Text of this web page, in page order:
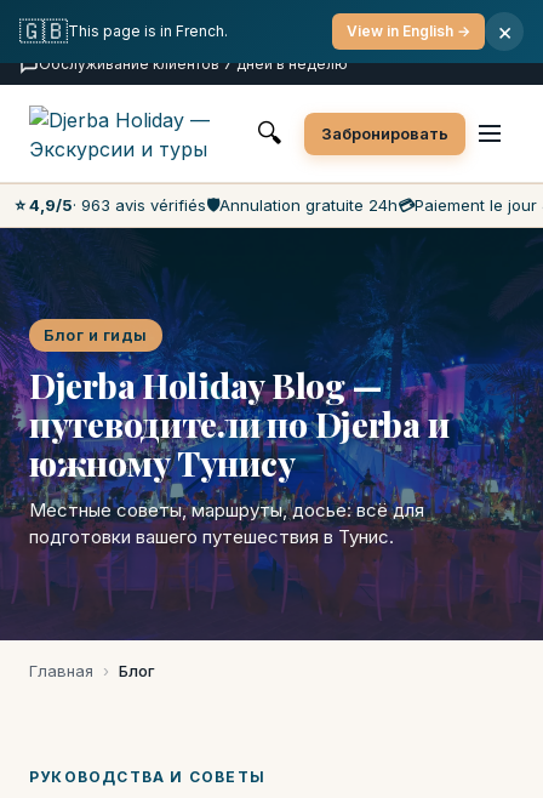
Бесплатная отмена
Оплата в день поездки
Самые низкие цены на рынке
Обслуживание клиентов 7 дней в неделю
🔍 Забронировать
⭐ 4,9/5· 963 avis vérifiés🛡️Annulation gratuite 24h💳Paiement le jour
Блог и гиды
Djerba Holiday Blog —
путеводители по Djerba и
южному Тунису
Местные советы, маршруты, досье: всё для
подготовки вашего путешествия в Тунис.
Главная › Блог
РУКОВОДСТВА И СОВЕТЫ
🇬🇧This page is in French. View in English → ×